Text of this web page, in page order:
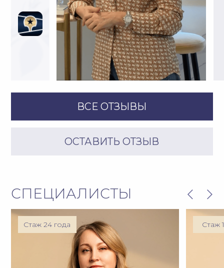
®
®
®
ДОМАШНИЙ УХОД
Домашний уход помогает
сохранить и продлить
результаты салонных процедур
Подобрать и приобрести
профессиональную косметику
и гаджеты для лица, тела и волос
можно в нашем пространстве
«Посольство красоты»